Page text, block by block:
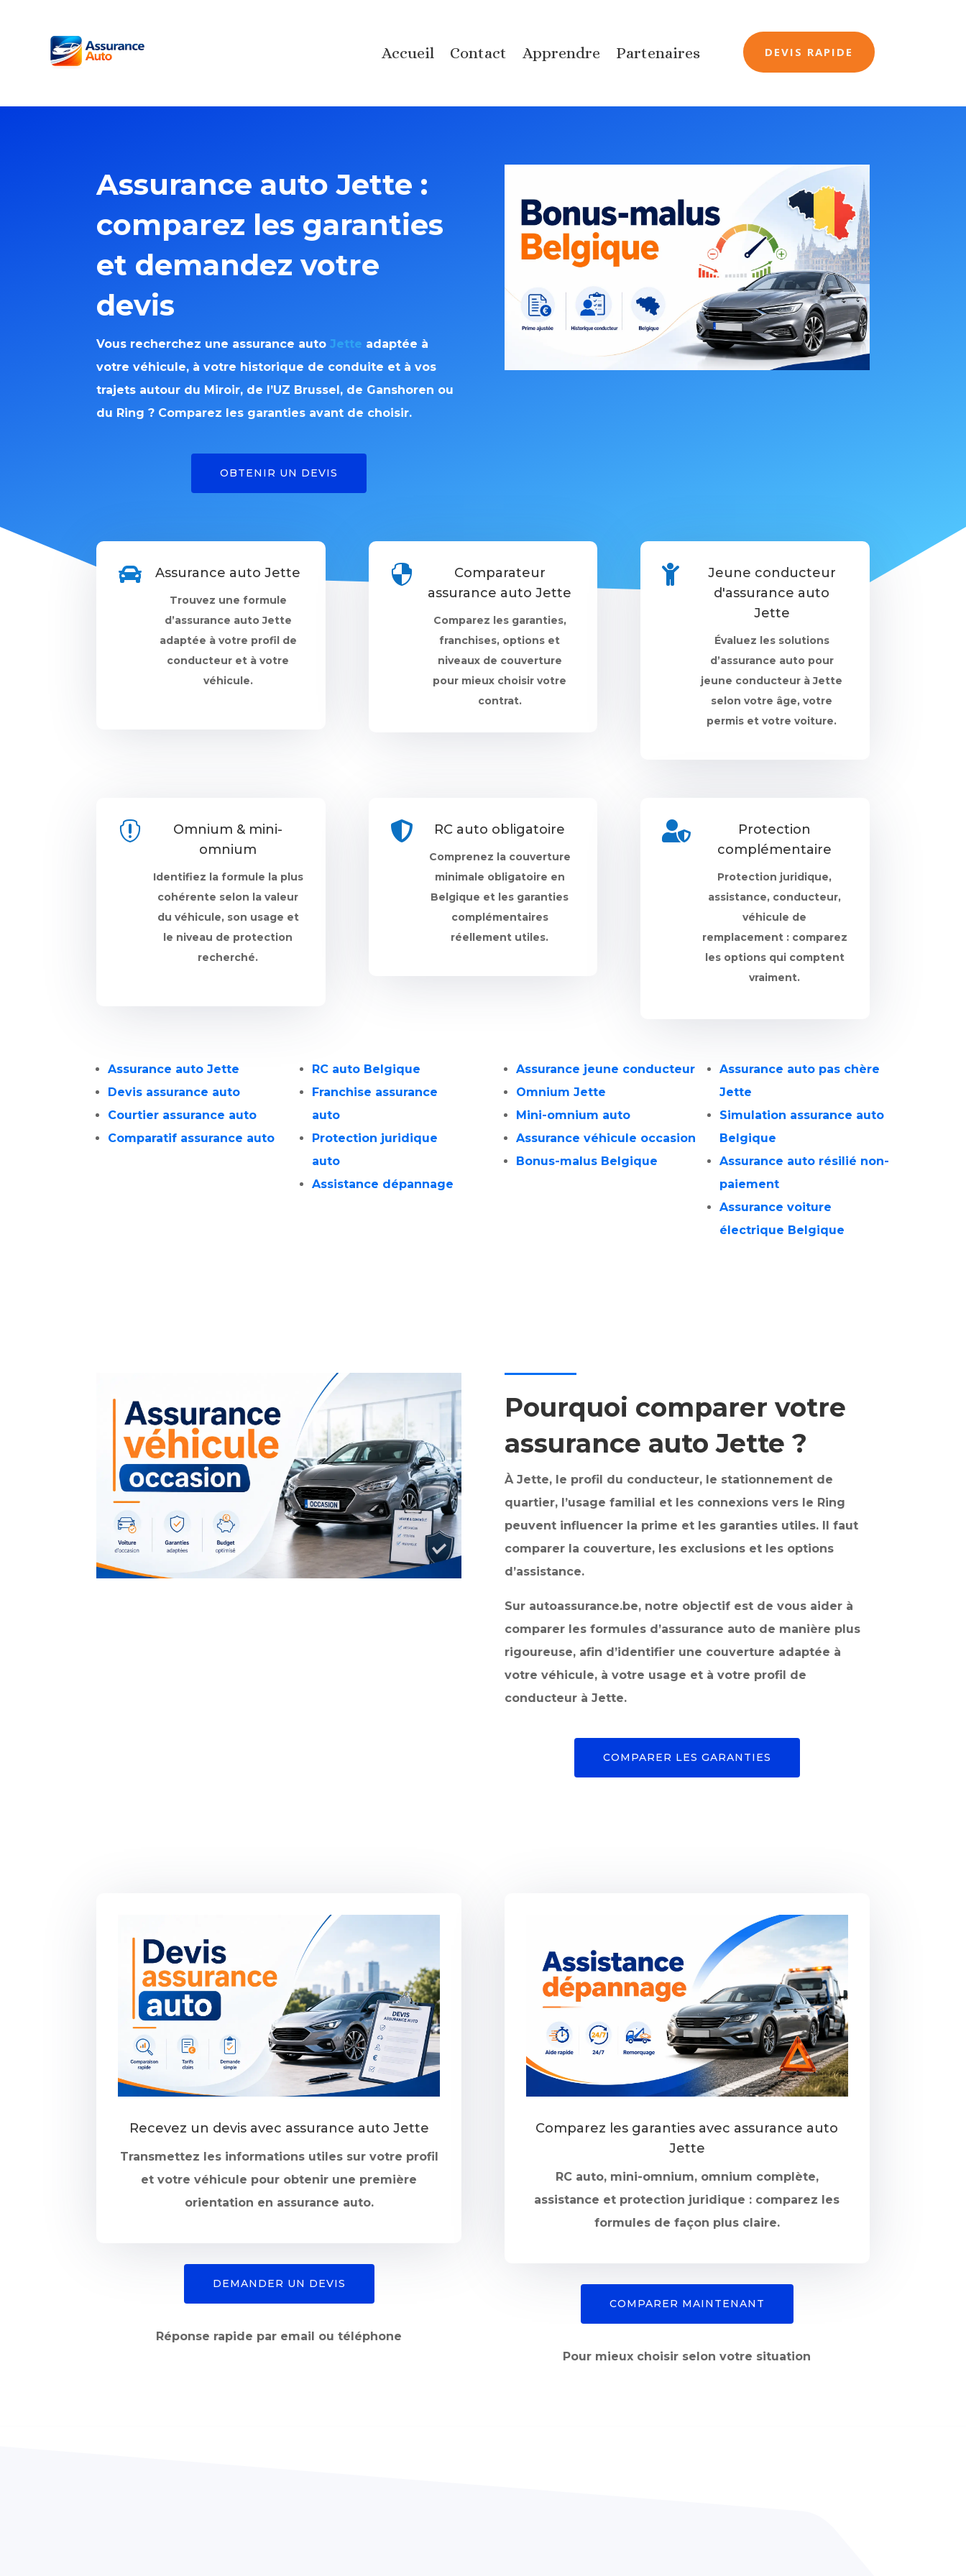
Accueil Contact Apprendre Partenaires DEVIS RAPIDE
Assurance auto Jette :
comparez les garanties
et demandez votre
devis
Vous recherchez une assurance autoJette adaptée à
votre véhicule, à votre historique de conduite et à vos
trajets autour du Miroir, de l’UZ Brussel, de Ganshoren ou
du Ring ? Comparez les garanties avant de choisir.
OBTENIR UN DEVIS
 Assurance auto Jette
Trouvez une formule
d’assurance auto Jette
adaptée à votre profil de
conducteur et à votre
véhicule.

Comparateur
assurance auto Jette
Comparez les garanties,
franchises, options et
niveaux de couverture
pour mieux choisir votre
contrat.

Jeune conducteur
d'assurance auto
Jette
Évaluez les solutions
d’assurance auto pour
jeune conducteur à Jette
selon votre âge, votre
permis et votre voiture.

Omnium & mini-
omnium
Identifiez la formule la plus
cohérente selon la valeur
du véhicule, son usage et
le niveau de protection
recherché.
 RC auto obligatoire
Comprenez la couverture
minimale obligatoire en
Belgique et les garanties
complémentaires
réellement utiles.

Protection
complémentaire
Protection juridique,
assistance, conducteur,
véhicule de
remplacement : comparez
les options qui comptent
vraiment.
Assurance auto Jette
Devis assurance auto
Courtier assurance auto
Comparatif assurance auto
RC auto Belgique
Franchise assurance
auto
Protection juridique
auto
Assistance dépannage
Assurance jeune conducteur
Omnium Jette
Mini-omnium auto
Assurance véhicule occasion
Bonus-malus Belgique
Assurance auto pas chère
Jette
Simulation assurance auto
Belgique
Assurance auto résilié non-
paiement
Assurance voiture
électrique Belgique
Pourquoi comparer votre
assurance auto Jette ?
À Jette, le profil du conducteur, le stationnement de
quartier, l’usage familial et les connexions vers le Ring
peuvent influencer la prime et les garanties utiles. Il faut
comparer la couverture, les exclusions et les options
d’assistance.
Sur autoassurance.be, notre objectif est de vous aider à
comparer les formules d’assurance auto de manière plus
rigoureuse, afin d’identifier une couverture adaptée à
votre véhicule, à votre usage et à votre profil de
conducteur à Jette.
COMPARER LES GARANTIES
Recevez un devis avec assurance auto Jette
Transmettez les informations utiles sur votre profil
et votre véhicule pour obtenir une première
orientation en assurance auto.
DEMANDER UN DEVIS
Réponse rapide par email ou téléphone
Comparez les garanties avec assurance auto
Jette
RC auto, mini-omnium, omnium complète,
assistance et protection juridique : comparez les
formules de façon plus claire.
COMPARER MAINTENANT
Pour mieux choisir selon votre situation